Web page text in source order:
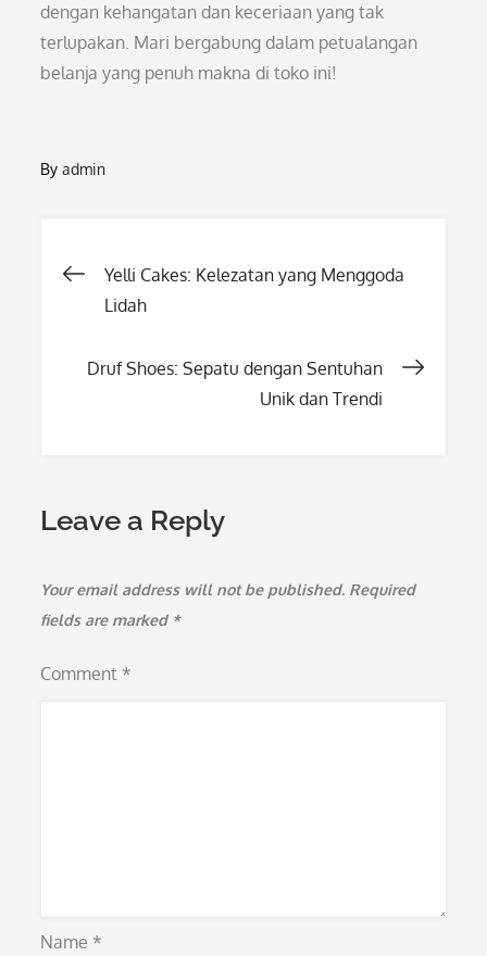
dengan kehangatan dan keceriaan yang tak
terlupakan. Mari bergabung dalam petualangan
belanja yang penuh makna di toko ini!
Byadmin
Post
Yelli Cakes: Kelezatan yang Menggoda
Lidah
Druf Shoes: Sepatu dengan Sentuhan
Unik dan Trendi
Leave a Reply
Your email address will not be published. Required
fields are marked *
Comment *
Name *